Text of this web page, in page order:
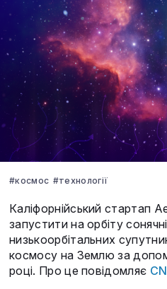
#космос #технології
Каліфорнійський стартап
запустити на орбіту
низькоорбітальних
космосу на Землю за
році. Про це повідомляє